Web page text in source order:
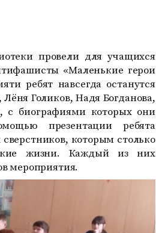
провели для учащихся
«Маленькие герои
ребят навсегда останутся
Голиков, Надя Богданова,
с биографиями которых они
презентации ребята
которым столько
жизни. Каждый из них
мероприятия.